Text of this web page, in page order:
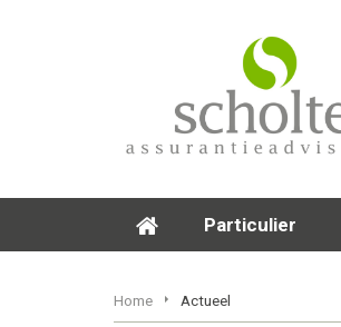
Particulier
Home Actueel